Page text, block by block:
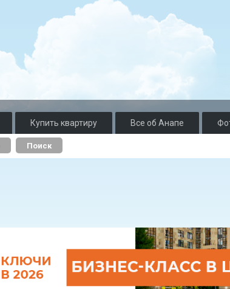
Поиск
Купить квартиру Все об Анапе